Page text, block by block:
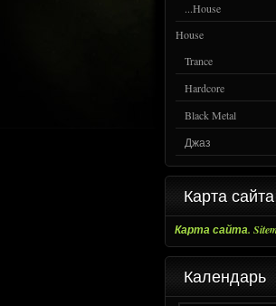
...House
House
Trance
Hardcore
Black Metal
Джаз
Карта сайта
Карта сайта.
Календарь